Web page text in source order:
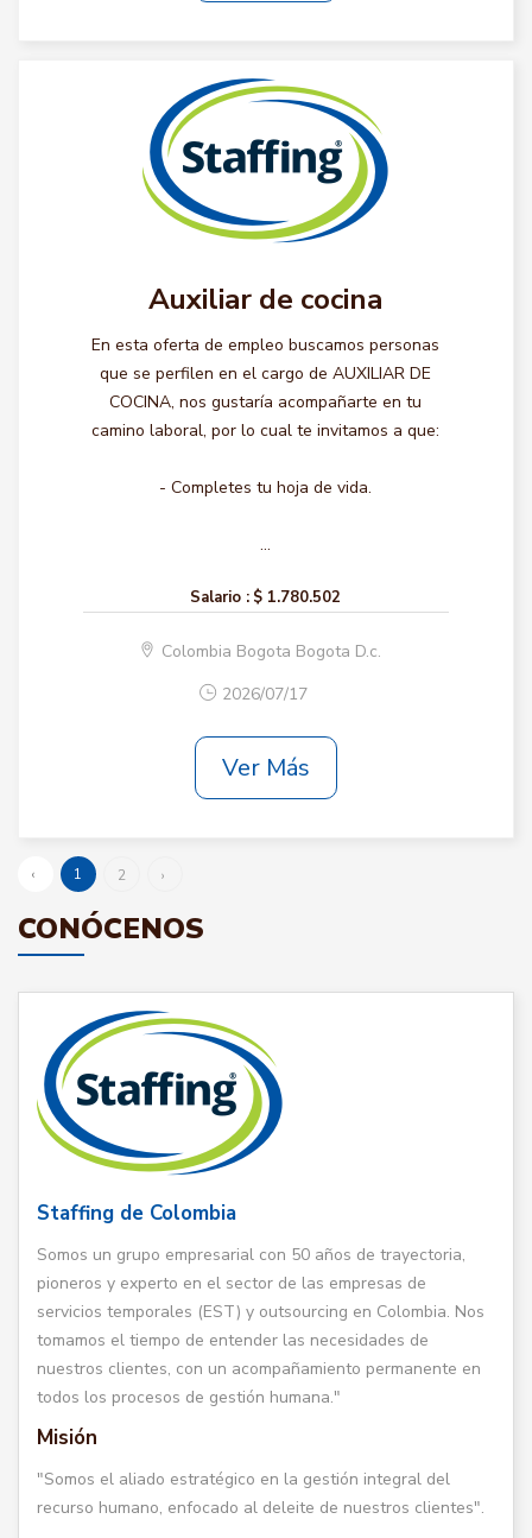
Auxiliar de cocina
En esta oferta de empleo buscamos personas
que se perfilen en el cargo de AUXILIAR DE
COCINA, nos gustaría acompañarte en tu
camino laboral, por lo cual te invitamos a que:
- Completes tu hoja de vida.
...
Salario : $ 1.780.502
Colombia Bogota Bogota D.c.
2026/07/17
Ver Más
‹ 1 2 ›
CONÓCENOS
Staffing de Colombia
Somos un grupo empresarial con 50 años de trayectoria,
pioneros y experto en el sector de las empresas de
servicios temporales (EST) y outsourcing en Colombia. Nos
tomamos el tiempo de entender las necesidades de
nuestros clientes, con un acompañamiento permanente en
todos los procesos de gestión humana."
Misión
"Somos el aliado estratégico en la gestión integral del
recurso humano, enfocado al deleite de nuestros clientes".